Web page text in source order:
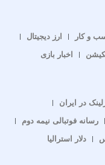
و کار
ارز دیجیتال
اخبار بازی
در ایران
رسانه فوتبالی نیمه دوم
دلار استرالیا